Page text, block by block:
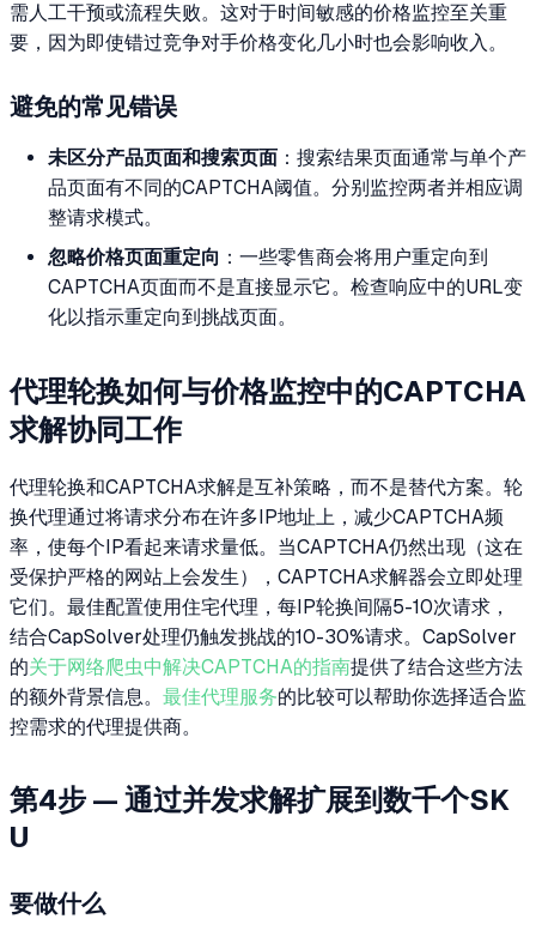
需人工干预或流程失败。这对于时间敏感的价格监控至关重
要，因为即使错过竞争对手价格变化几小时也会影响收入。
避免的常见错误
未区分产品页面和搜索页面 ：搜索结果页面通常与单个产
品页面有不同的CAPTCHA阈值。分别监控两者并相应调
整请求模式。
忽略价格页面重定向 ：一些零售商会将用户重定向到
CAPTCHA页面而不是直接显示它。检查响应中的URL变
化以指示重定向到挑战页面。
代理轮换如何与价格监控中的CAPTCHA
求解协同工作
代理轮换和CAPTCHA求解是互补策略，而不是替代方案。轮
换代理通过将请求分布在许多IP地址上，减少CAPTCHA频
率，使每个IP看起来请求量低。当CAPTCHA仍然出现（这在
受保护严格的网站上会发生），CAPTCHA求解器会立即处理
它们。最佳配置使用住宅代理，每IP轮换间隔5-10次请求，
结合CapSolver处理仍触发挑战的10-30%请求。CapSolver
的关于网络爬虫中解决CAPTCHA的指南提供了结合这些方法
的额外背景信息。 最佳代理服务的比较可以帮助你选择适合监
控需求的代理提供商。
第4步 — 通过并发求解扩展到数千个SK
U
要做什么